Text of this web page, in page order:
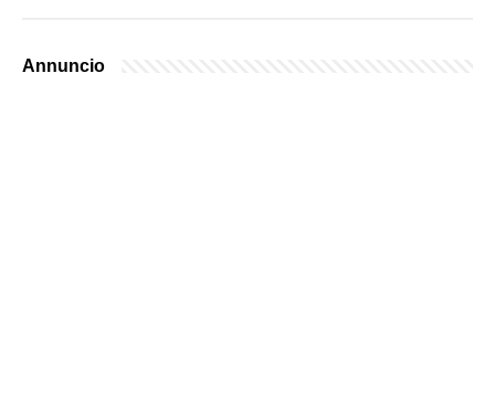
Annuncio